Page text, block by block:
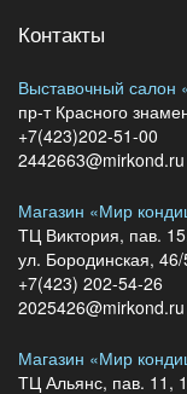
Контакты
Выставочный салон
пр-т Красного
+7(423)202-51-00
2442663@mirkond.ru
Магазин «Мир
ТЦ Виктория, пав.
ул. Бородинская, 46/
+7(423) 202-54-26
2025426@mirkond.ru
Магазин «Мир
ТЦ Альянс, пав. 11,